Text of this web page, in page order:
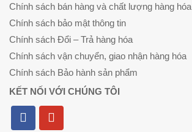
Chính sách bán hàng và chất lượng hàng hóa
Chính sách bảo mật thông tin
Chính sách Đổi – Trả hàng hóa
Chính sách vận chuyển, giao nhận hàng hóa
Chính sách Bảo hành sản phẩm
KẾT NỐI VỚI CHÚNG TÔI